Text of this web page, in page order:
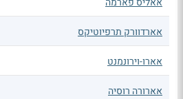
אארדוורק תרפיוטיקס
אארו-וירונמנט
אארורה רוסיה